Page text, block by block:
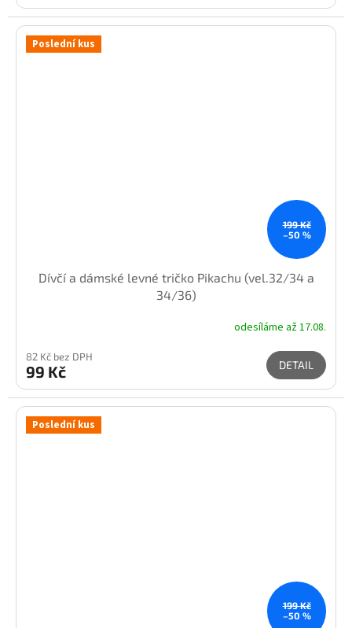
Poslední kus
199 Kč
–50 %
Dívčí a dámské levné tričko Pikachu (vel.32/34 a
34/36)
odesíláme až 17.08.
82 Kč bez DPH
99 Kč DETAIL
Poslední kus
199 Kč
–50 %